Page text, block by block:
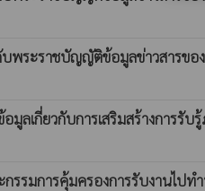
บพระราชบัญญัติข้อมูลข่าวสารข
มูลเกี่ยวกับการเสริมสร้างการรั
กรรมการคุ้มครองการรับงานไป